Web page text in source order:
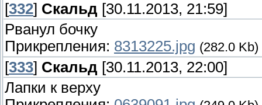
[332] Скальд [30.11.2013, 21:59]
Рванул бочку
Прикрепления: 8313225.jpg (282.0 Kb)
[333] Скальд [30.11.2013, 22:00]
Лапки к верху